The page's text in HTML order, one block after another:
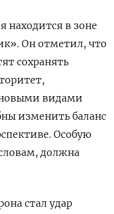
находится в зоне
Он отметил, что
сохранять
видами
изменить баланс
Особую
должна
стал удар